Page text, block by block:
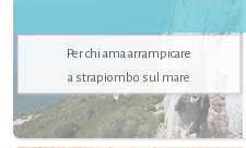
Per chi ama arrampicare
a strapiombo sul mare